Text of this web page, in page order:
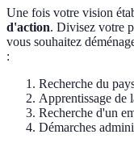
Une fois votre vision
d'action. Divisez votre
vous souhaitez
:
Recherche du
Apprentissage de
Recherche d'un
Démarches